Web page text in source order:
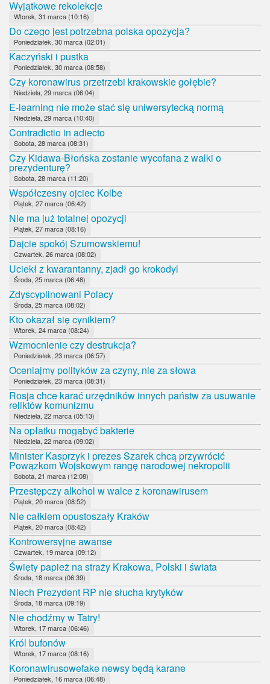
Wyjątkowe rekolekcje
Wtorek, 31 marca (10:16)
Do czego jest potrzebna polska opozycja?
Poniedziałek, 30 marca (02:01)
Kaczyński i pustka
Poniedziałek, 30 marca (08:58)
Czy koronawirus przetrzebi krakowskie gołębie?
Niedziela, 29 marca (06:04)
E-learning nie może stać się uniwersytecką normą
Niedziela, 29 marca (10:40)
Contradictio in adiecto
Sobota, 28 marca (08:31)
Czy Kidawa-Błońska zostanie wycofana z walki o
prezydenturę?
Sobota, 28 marca (11:20)
Współczesny ojciec Kolbe
Piątek, 27 marca (06:42)
Nie ma już totalnej opozycji
Piątek, 27 marca (08:16)
Dajcie spokój Szumowskiemu!
Czwartek, 26 marca (08:02)
Uciekł z kwarantanny, zjadł go krokodyl
Środa, 25 marca (06:48)
Zdyscyplinowani Polacy
Środa, 25 marca (08:02)
Kto okazał się cynikiem?
Wtorek, 24 marca (08:24)
Wzmocnienie czy destrukcja?
Poniedziałek, 23 marca (06:57)
Oceniajmy polityków za czyny, nie za słowa
Poniedziałek, 23 marca (08:31)
Rosja chce karać urzędników innych państw za usuwanie
reliktów komunizmu
Niedziela, 22 marca (05:13)
Na opłatku mogąbyć bakterie
Niedziela, 22 marca (09:02)
Minister Kasprzyk i prezes Szarek chcą przywrócić
Powązkom Wojskowym rangę narodowej nekropolii
Sobota, 21 marca (12:08)
Przestępczy alkohol w walce z koronawirusem
Piątek, 20 marca (08:52)
Nie całkiem opustoszały Kraków
Piątek, 20 marca (08:42)
Kontrowersyjne awanse
Czwartek, 19 marca (09:12)
Święty papież na straży Krakowa, Polski i świata
Środa, 18 marca (06:39)
Niech Prezydent RP nie słucha krytyków
Środa, 18 marca (09:19)
Nie chodźmy w Tatry!
Wtorek, 17 marca (06:46)
Król bufonów
Wtorek, 17 marca (08:16)
Koronawirusowefake newsy będą karane
Poniedziałek, 16 marca (06:48)